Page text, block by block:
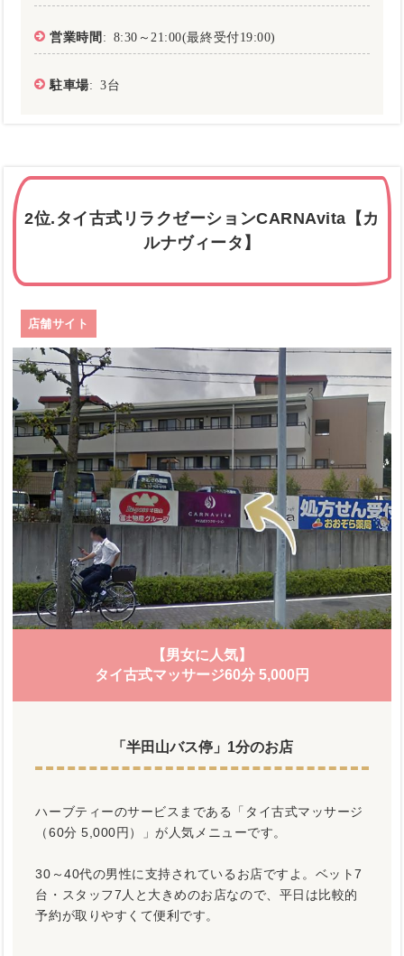
営業時間 : 8:30～21:00(最終受付19:00)
駐車場: 3台
2位.タイ古式リラクゼーションCARNAvita【カ
ルナヴィータ】
店舗サイト
【男女に人気】
タイ古式マッサージ60分 5,000円
「半田山バス停」1分のお店
ハーブティーのサービスまである「タイ古式マッサージ
（60分 5,000円）」が人気メニューです。
30～40代の男性に支持されているお店ですよ。ベット7
台・スタッフ7人と大きめのお店なので、平日は比較的
予約が取りやすくて便利です。